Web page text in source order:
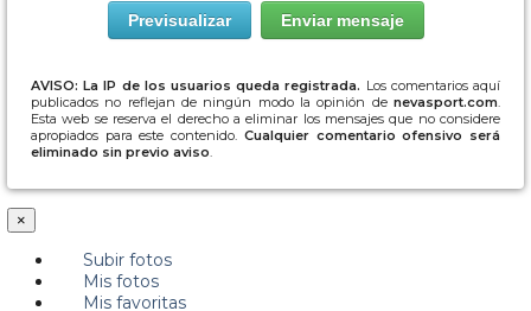
AVISO: La IP de los usuarios queda registrada. Los comentarios aquí
publicados no reflejan de ningún modo la opinión de nevasport.com
Esta web se reserva el derecho a eliminar los mensajes que no considere
apropiados para este contenido. Cualquier comentario ofensivo será
eliminado sin previo aviso
×
Subir fotos
Mis fotos
Mis favoritas